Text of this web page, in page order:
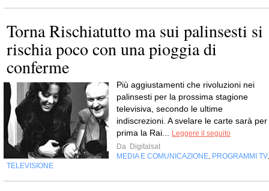
Torna Rischiatutto ma sui palinsesti si
rischia poco con una pioggia di
conferme
Più aggiustamenti che rivoluzioni nei
palinsesti per la prossima stagione
televisiva, secondo le ultime
indiscrezioni. A svelare le carte sarà per
prima la Rai...
Leggere il seguito
Da Digitalsat
MEDIA E COMUNICAZIONE PROGRAMMI TV
TELEVISIONE